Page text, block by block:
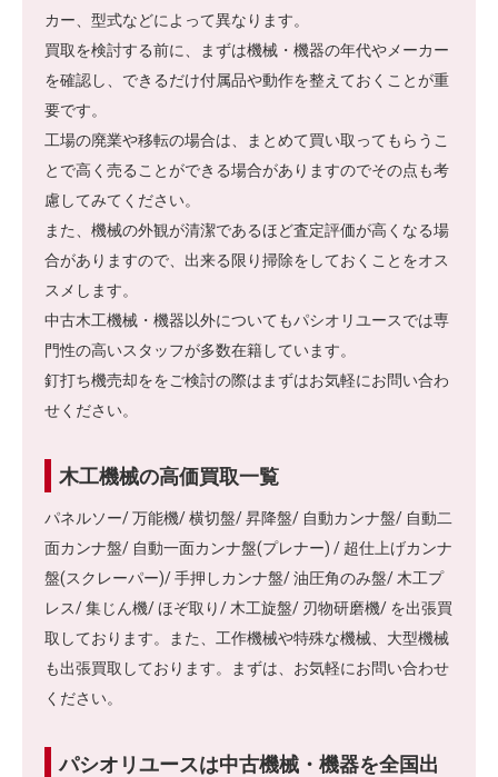
カー、型式などによって異なります。
買取を検討する前に、まずは機械・機器の年代やメーカー
を確認し、できるだけ付属品や動作を整えておくことが重
要です。
工場の廃業や移転の場合は、まとめて買い取ってもらうこ
とで高く売ることができる場合がありますのでその点も考
慮してみてください。
また、機械の外観が清潔であるほど査定評価が高くなる場
合がありますので、出来る限り掃除をしておくことをオス
スメします。
中古木工機械・機器以外についてもパシオリユースでは専
門性の高いスタッフが多数在籍しています。
釘打ち機売却ををご検討の際はまずはお気軽にお問い合わ
せください。
木工機械の高価買取一覧
パネルソー/ 万能機/ 横切盤/ 昇降盤/ 自動カンナ盤/ 自動二
面カンナ盤/ 自動一面カンナ盤(プレナー) / 超仕上げカンナ
盤(スクレーパー)/ 手押しカンナ盤/ 油圧角のみ盤/ 木工プ
レス/ 集じん機/ ほぞ取り/ 木工旋盤/ 刃物研磨機/ を出張買
取しております。また、工作機械や特殊な機械、大型機械
も出張買取しております。まずは、お気軽にお問い合わせ
ください。
パシオリユースは中古機械・機器を全国出